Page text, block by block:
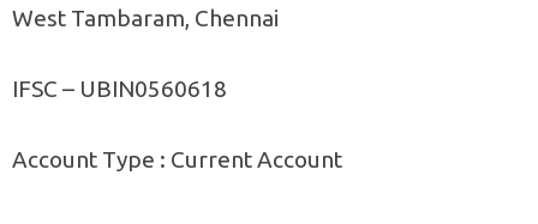
West Tambaram, Chennai
IFSC – UBIN0560618
Account Type : Current Account